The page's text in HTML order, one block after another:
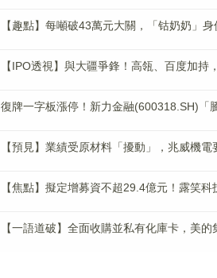
【趣點】每噸破43萬元大關，「钴奶奶」
【IPO透視】與大疆爭鋒！高瓴、百度加持
復牌一字板漲停！新力金融(600318.SH)「
【預見】業績受原材料「擾動」，兆威機
【焦點】擬定增募資不超29.4億元！露笑
【一語道破】全面收購並私有化庫卡，美